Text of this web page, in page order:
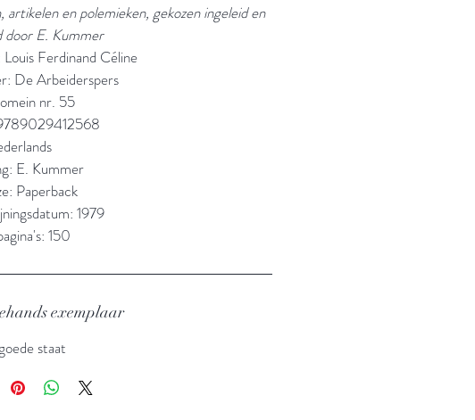
artikelen en polemieken, gekozen ingeleid en
door E. Kummer
Ferdinand Céline
De Arbeiderspers
nr. 55
E. Kummer
Paperback
1979
150
exemplaar
staat